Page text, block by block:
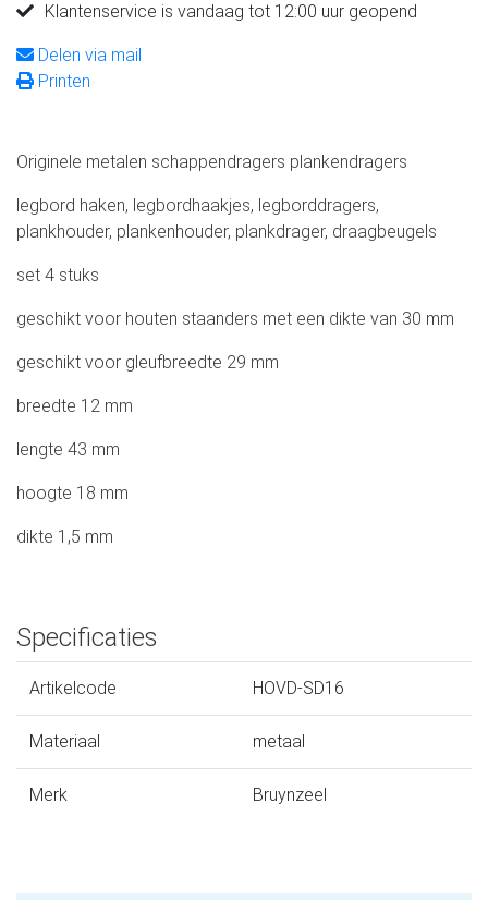
Klantenservice is vandaag tot 12:00 uur geopend
Delen via mail
Printen
Originele metalen schappendragers plankendragers
legbord haken, legbordhaakjes, legborddragers,
plankhouder, plankenhouder, plankdrager, draagbeugels
set 4 stuks
geschikt voor houten staanders met een dikte van 30 mm
geschikt voor gleufbreedte 29 mm
breedte 12 mm
lengte 43 mm
hoogte 18 mm
dikte 1,5 mm
Specificaties
Artikelcode HOVD-SD16
Materiaal metaal
Merk Bruynzeel